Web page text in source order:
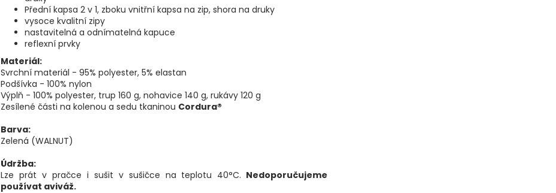
Přední kapsa 2 v 1, zboku vnitřní kapsa na zip, shora na druky
vysoce kvalitní zipy
nastavitelná a odnímatelná kapuce
reflexní prvky
Materiál:
Svrchní materiál - 95% polyester, 5% elastan
Podšívka - 100% nylon
Výplň - 100% polyester, trup 160 g, nohavice 140 g, rukávy 120 g
Zesílené části na kolenou a sedu tkaninou Cordura®
Barva:
Zelená (WALNUT)
Údržba:
Lze prát v pračce i sušit v sušičce na teplotu 40°C. Nedoporučujeme
používat aviváž.